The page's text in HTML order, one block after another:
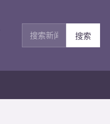
搜索新闻
搜索